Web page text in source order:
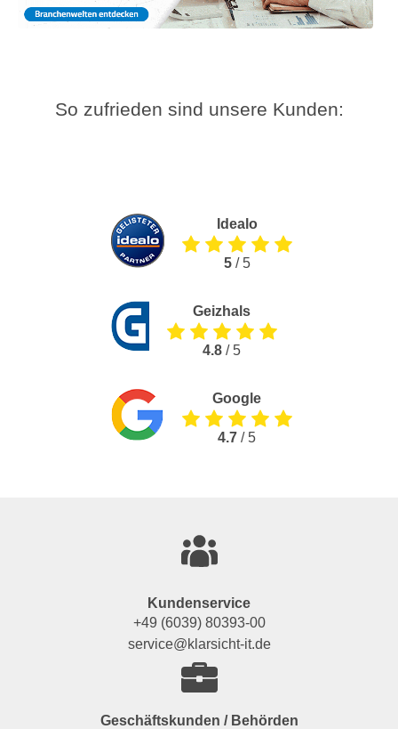
So zufrieden sind unsere Kunden:
Idealo
5/ 5
Geizhals
4.8 / 5
Google
4.7 / 5
Kundenservice
+49 (6039) 80393-00
service@klarsicht-it.de
Geschäftskunden / Behörden